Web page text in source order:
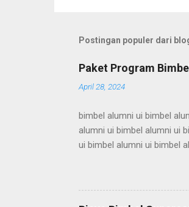
Postingan populer dari
Paket Program
April 28, 2024
bimbel alumni ui bimbel
alumni ui bimbel alumni ui
ui bimbel alumni ui bimbel
alumni ui bimbel alumni
ui bimbel alumni ui bimbel
bimbel alumni ui bimbel